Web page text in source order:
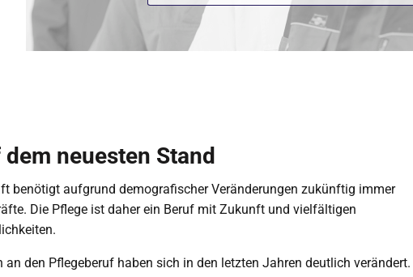
neuesten Stand
benötigt aufgrund demografischer Veränderungen zukünftig immer
Die Pflege ist daher ein Beruf mit Zukunft und vielfältigen
an den Pflegeberuf haben sich in den letzten Jahren deutlich verändert.